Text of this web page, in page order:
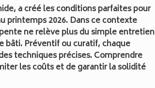
a créé les conditions parfaites pour
printemps 2026. Dans ce contexte
ne relève plus du simple entretien
bâti. Préventif ou curatif, chaque
techniques précises. Comprendre
les coûts et de garantir la solidité